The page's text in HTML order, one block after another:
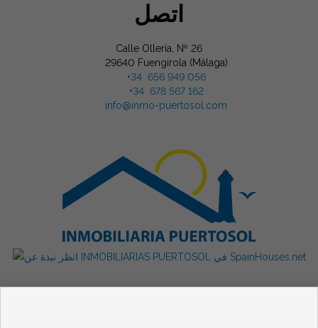
اتصل
Calle Ollería, Nº 26
29640 Fuengirola (Málaga)
+34 656 949 056
+34 678 567 162
info@inmo-puertosol.com